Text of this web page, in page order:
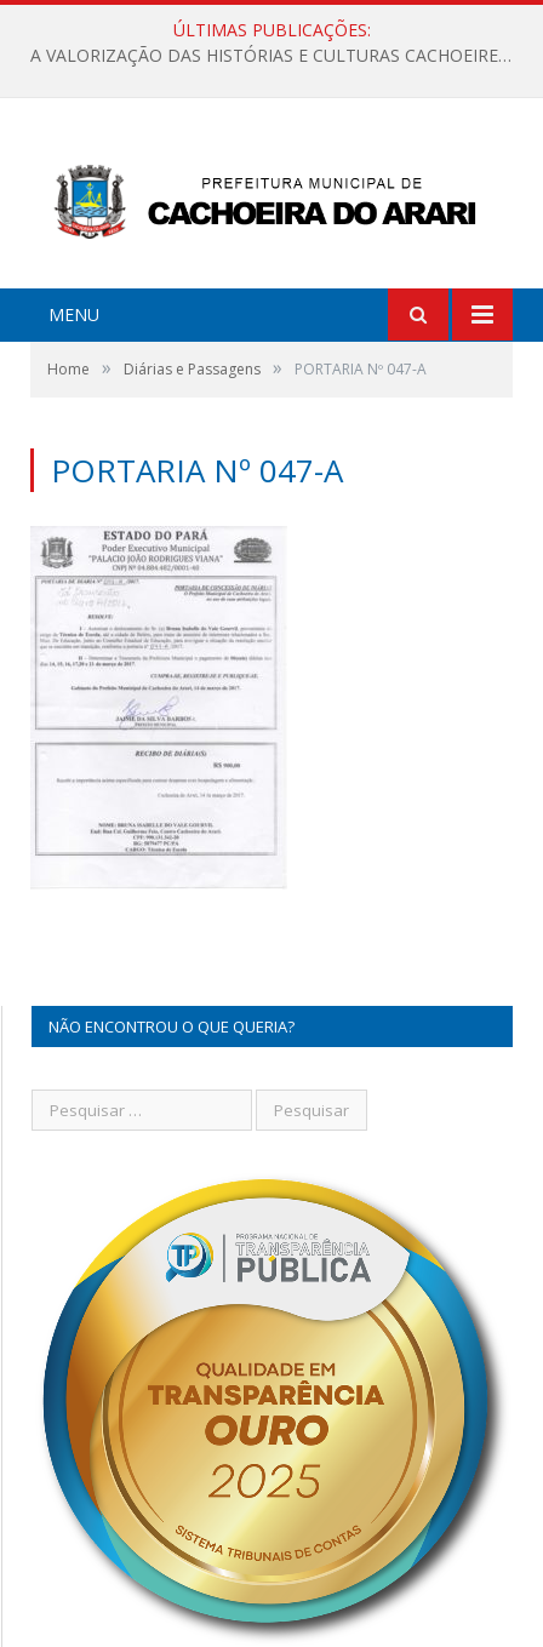
ÚLTIMAS PUBLICAÇÕES:
A VALORIZAÇÃO DAS HISTÓRIAS E CULTURAS CACHOEIRENSES
MENU
Home » Diárias e Passagens » PORTARIA Nº 047-A
PORTARIA Nº 047-A
NÃO ENCONTROU O QUE QUERIA?